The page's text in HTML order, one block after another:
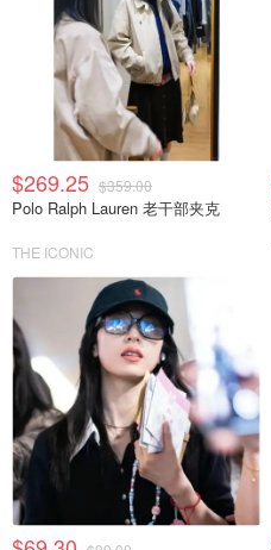
$269.25 $359.00
Polo Ralph Lauren 老干部夹克
THE ICONIC